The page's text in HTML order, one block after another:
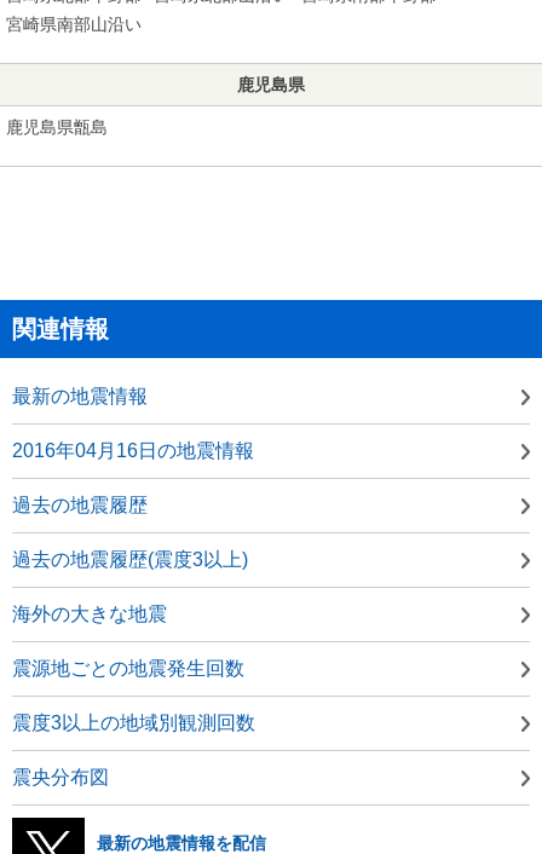
宮崎県南部山沿い
鹿児島県
鹿児島県甑島
関連情報
最新の地震情報
2016年04月16日の地震情報
過去の地震履歴
過去の地震履歴(震度3以上)
海外の大きな地震
震源地ごとの地震発生回数
震度3以上の地域別観測回数
震央分布図
最新の地震情報を配信